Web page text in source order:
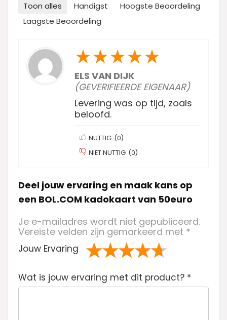
Toon alles Handigst
Hoogste Beoordeling
Laagste Beoordeling
★★★★★
ELS VAN DIJK
(GEVERIFIEERDE EIGENAAR)
Levering was op tijd, zoals
beloofd.
NUTTIG (0)
NIET NUTTIG (0)
Deel jouw ervaring en maak kans op
een BOL.COM kadokaart van 50euro
Je e-mailadres wordt niet gepubliceerd.
Vereiste velden zijn gemarkeerd met *
Jouw Ervaring
va
n
de 5
sterren
sterren
sterren
sterren
Wat is jouw ervaring met dit product? *